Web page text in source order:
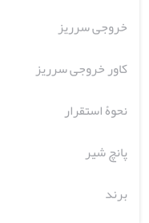
خروجی سرریز
کاور خروجی سرریز
نحوۀ استقرار
پانچ شیر
برند